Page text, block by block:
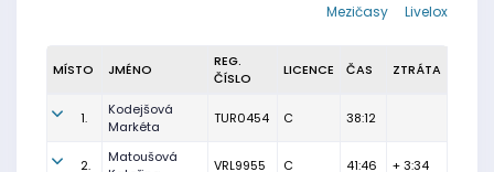
Livelox
Mezičasy
MÍSTO JMÉNO
REG.
ČÍSLO
LICENCE ČAS ZTRÁTA
1.
Kodejšová
Markéta
TUR0454 C 38:12
2.
Matoušová
VRL9955 C 41:46 + 3:34